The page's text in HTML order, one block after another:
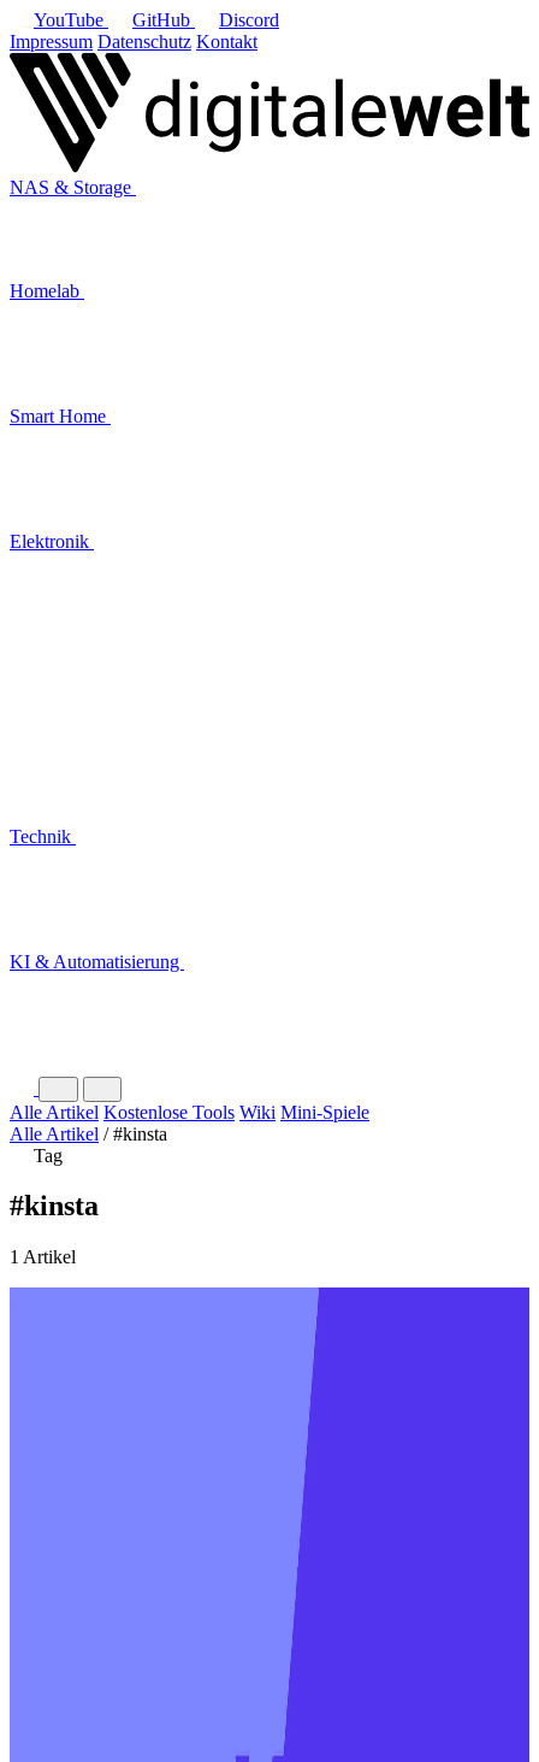
YouTube GitHub
Discord
Impressum Datenschutz Kontakt
NAS & Storage
Homelab
Smart Home
Elektronik
Technik
KI & Automatisierung
Alle Artikel Kostenlose Tools Wiki Mini-Spiele
Alle Artikel / #kinsta
Tag
#kinsta
1 Artikel